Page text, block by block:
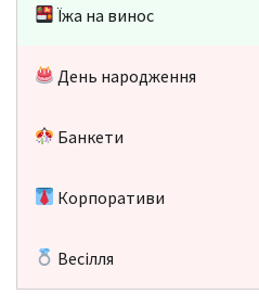
Їжа на винос
День народження
Банкети
Корпоративи
Весілля